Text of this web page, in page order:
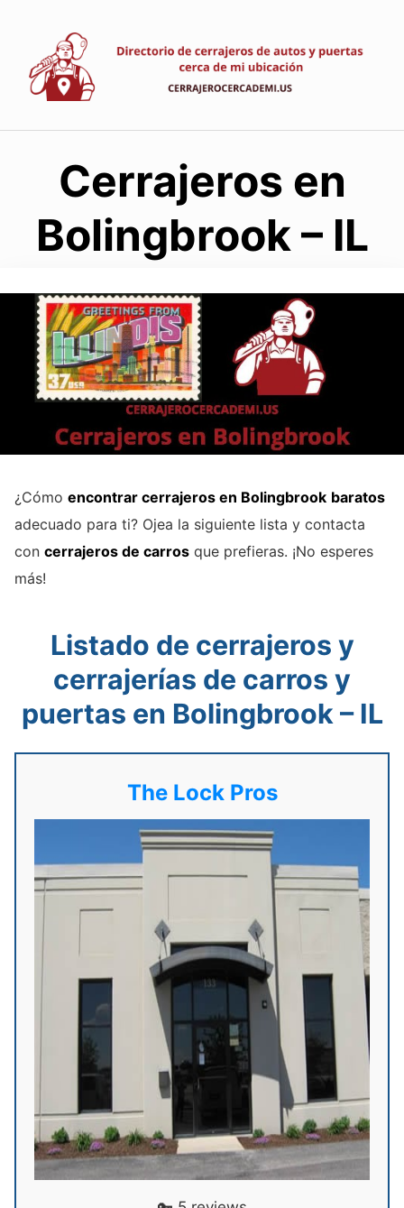
contenido
Cerrajeros en
Bolingbrook – IL
¿Cómo encontrar cerrajeros en Bolingbrook baratos
adecuado para ti? Ojea la siguiente lista y contacta
con cerrajeros de carros que prefieras. ¡No esperes
más!
Listado de cerrajeros y
cerrajerías de carros y
puertas en Bolingbrook – IL
The Lock Pros